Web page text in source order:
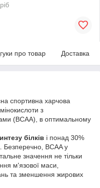
про товар Доставка
спортивна харчова
з
(BCAA), в оптимальному
білків і понад 30%
Безперечно, BCAA у
значення не тільки
м'язової маси,
та зменшення жирових